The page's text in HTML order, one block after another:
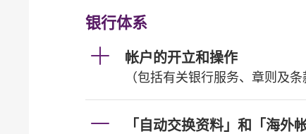
银行体系
帐户的开立和操作
（包括有关银行服务、章则及
「自动交换资料」和「海外